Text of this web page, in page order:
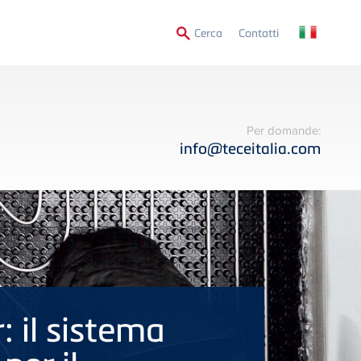
Cerca Secondary
Contatti
Per domande:
info@teceitalia.com
il sistema